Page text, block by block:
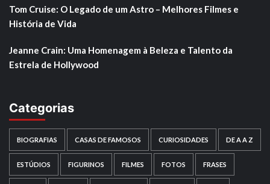
Tom Cruise: O Legado de um Astro – Melhores Filmes e
História de Vida
Jeanne Crain: Uma Homenagem à Beleza e Talento da
Estrela de Hollywood
Categorias
BIOGRAFIAS CASAS DE FAMOSOS CURIOSIDADES DE A A Z
ESTÚDIOS FIGURINOS FILMES FOTOS FRASES